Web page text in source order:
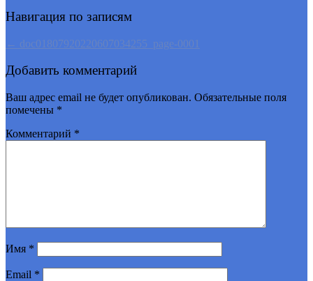
Навигация по записям
← doc01807920220607034255_page-0001
Добавить комментарий
Ваш адрес email не будет опубликован. Обязательные поля
помечены *
Комментарий *
Имя *
Email *